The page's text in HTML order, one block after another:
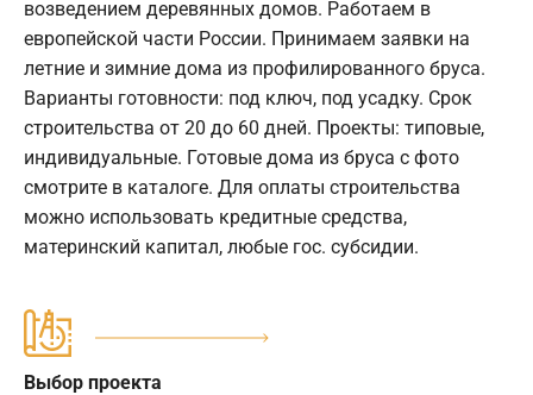
возведением деревянных домов. Работаем в
европейской части России. Принимаем заявки на
летние и зимние дома из профилированного бруса.
Варианты готовности: под ключ, под усадку. Срок
строительства от 20 до 60 дней. Проекты: типовые,
индивидуальные. Готовые дома из бруса с фото
смотрите в каталоге. Для оплаты строительства
можно использовать кредитные средства,
материнский капитал, любые гос. субсидии.
Выбор проекта